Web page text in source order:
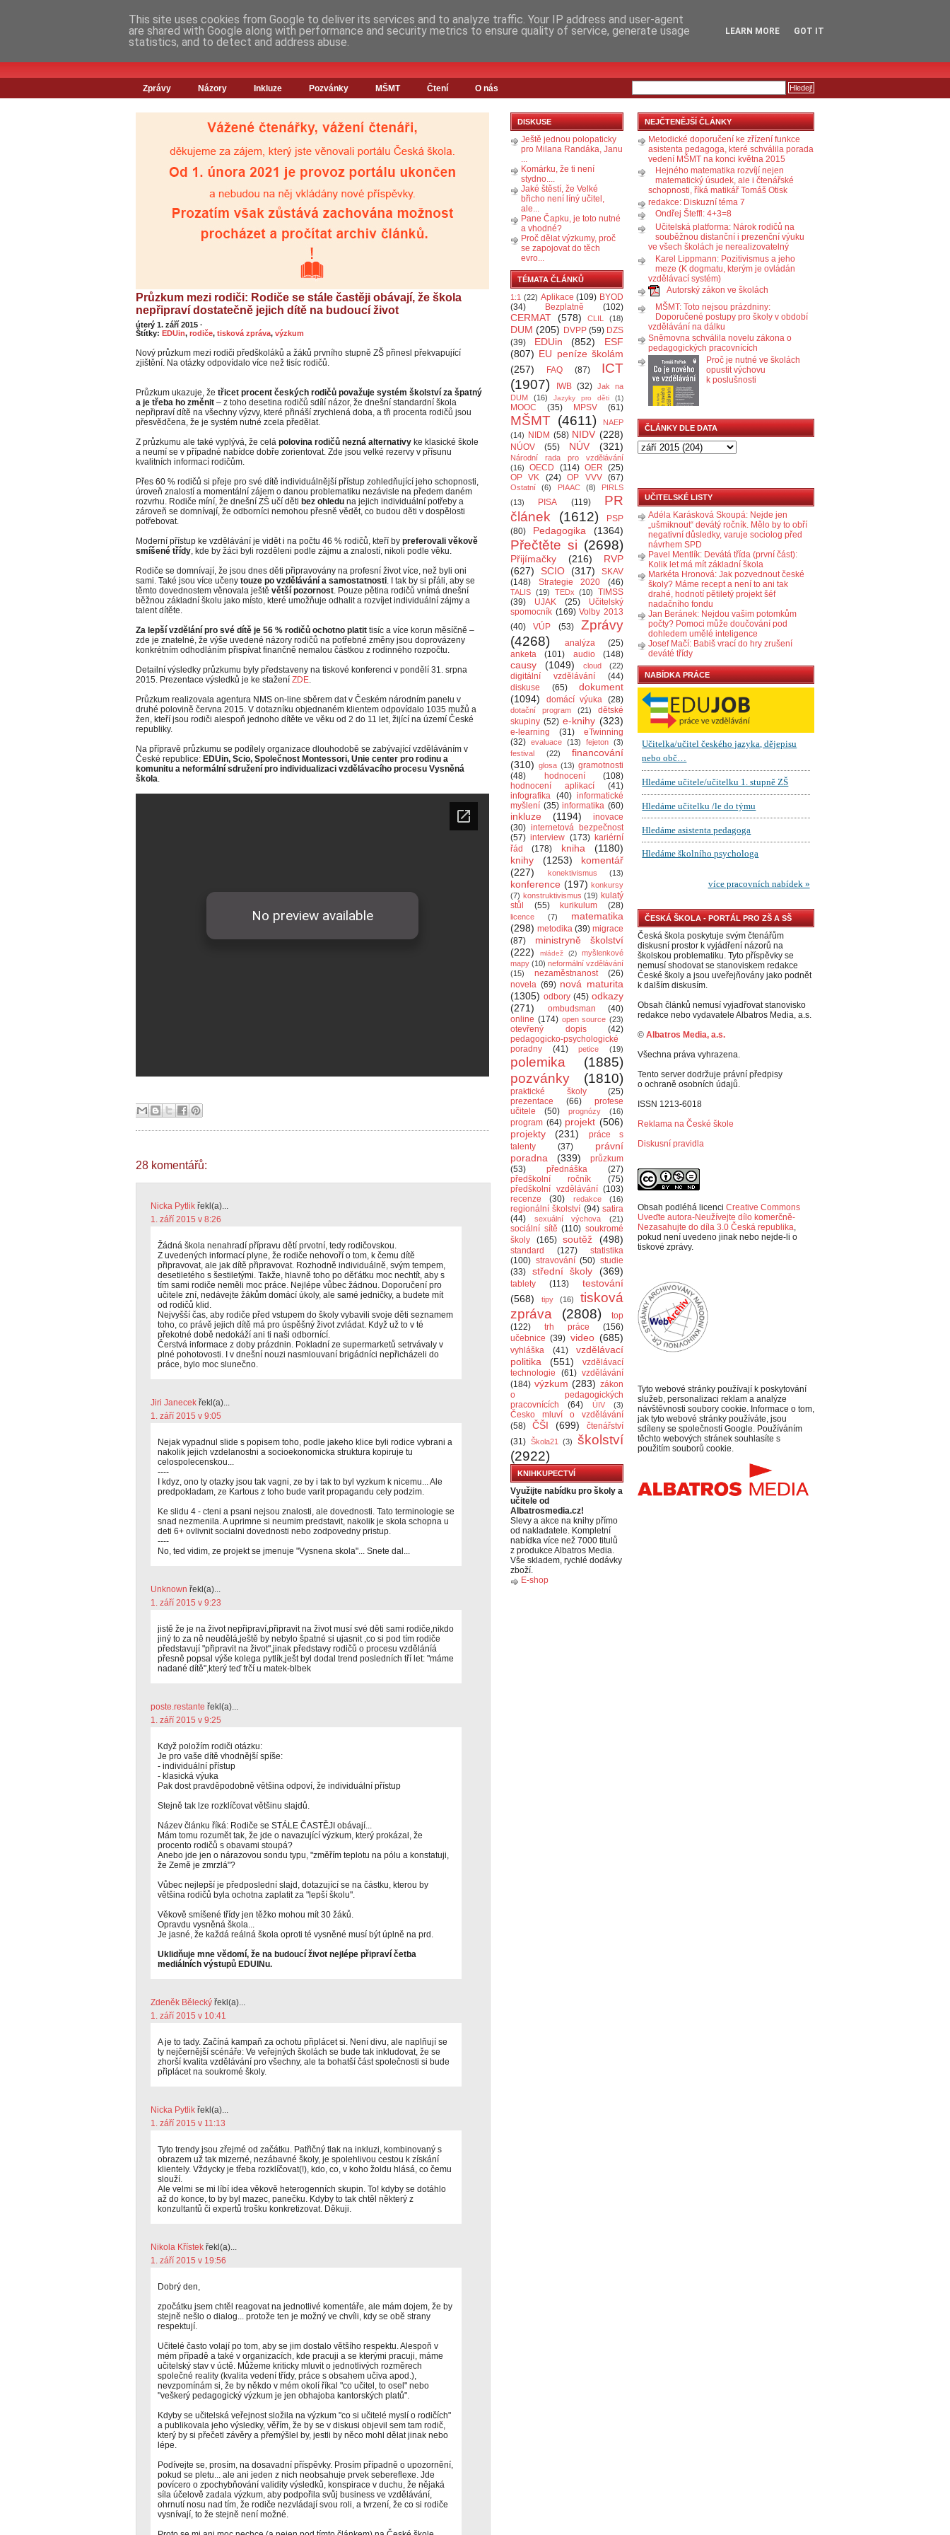
Zprávy Názory Inkluze Pozvánky MŠMT Čtení O nás
Průzkum mezi rodiči: Rodiče se stále častěji obávají, že škola
nepřipraví dostatečně jejich dítě na budoucí život
úterý 1. září 2015 ·
Štítky: EDUin, rodiče, tisková zpráva, výzkum
Nový průzkum mezi rodiči předškoláků a žáků prvního stupně ZŠ přinesl překvapující
zjištění. Na otázky odpovídalo více než tisíc rodičů.
Průzkum ukazuje, že třicet procent českých rodičů považuje systém školství za špatný
a je třeba ho změnit – z toho desetina rodičů sdílí názor, že dnešní standardní škola
nepřipraví dítě na všechny výzvy, které přináší zrychlená doba, a tři procenta rodičů jsou
přesvědčena, že je systém nutné zcela předělat.
Z průzkumu ale také vyplývá, že celá polovina rodičů nezná alternativy ke klasické škole
a neumí se v případné nabídce dobře zorientovat. Zde jsou velké rezervy v přísunu
kvalitních informací rodičům.
Přes 60 % rodičů si přeje pro své dítě individuálnější přístup zohledňující jeho schopnosti,
úroveň znalostí a momentální zájem o danou problematiku nezávisle na předem daném
rozvrhu. Rodiče míní, že dnešní ZŠ učí děti bez ohledu na jejich individuální potřeby a
zároveň se domnívají, že odborníci nemohou přesně vědět, co budou děti v dospělosti
potřebovat.
Moderní přístup ke vzdělávání je vidět i na počtu 46 % rodičů, kteří by preferovali věkově
smíšené třídy, kde by žáci byli rozděleni podle zájmu a znalostí, nikoli podle věku.
Rodiče se domnívají, že jsou dnes děti připravovány na profesní život více, než byli oni
sami. Také jsou více učeny touze po vzdělávání a samostatnosti. I tak by si přáli, aby se
těmto dovednostem věnovala ještě větší pozornost. Pouze pětina rodičů vnímá dnešní
běžnou základní školu jako místo, které umožňuje odhalit a rozvíjet individuální zájmy a
talent dítěte.
Za lepší vzdělání pro své dítě je 56 % rodičů ochotno platit tisíc a více korun měsíčně –
zde je znatelné, že výše uvedené názory rodičů na potřebné změny jsou doprovázeny
konkrétním odhodláním přispívat finančně nemalou částkou z rodinného rozpočtu.
Detailní výsledky průzkumu byly představeny na tiskové konferenci v pondělí 31. srpna
2015. Prezentace výsledků je ke stažení ZDE.
Průzkum realizovala agentura NMS on-line sběrem dat v Českém národním panelu v
druhé polovině června 2015. V dotazníku objednaném klientem odpovídalo 1035 mužů a
žen, kteří jsou rodiči alespoň jednoho dítěte ve věku od 2 do 11 let, žijící na území České
republiky.
Na přípravě průzkumu se podílely organizace dlouhodobě se zabývající vzděláváním v
České republice: EDUin, Scio, Společnost Montessori, Unie center pro rodinu a
komunitu a neformální sdružení pro individualizaci vzdělávacího procesu Vysněná
škola.
28 komentářů:
Nicka Pytlik řekl(a)...
1. září 2015 v 8:26
Žádná škola nenahradí přípravu dětí prvotní, tedy rodičovskou.
Z uvedených informací plyne, že rodiče nehovoří o tom, k čemu dítě
připravovat, ale jak dítě připravovat. Rozhodně individuálně, svým tempem,
desetiletého s šestiletými. Takže, hlavně toho po děťátku moc nechtít, aby s
tím sami rodiče neměli moc práce. Nejlépe vůbec žádnou. Doporučení pro
učitele zní, nedávejte žákům domácí úkoly, ale samé jedničky, a budete mít
od rodičů klid.
Nejvyšší čas, aby rodiče před vstupem do školy vybavili svoje děti seznamem
toho, co právě jejich dítě má pro úspěšný život zvládat. Když už to v té
překotné době nedokáží ani ti naši odbornící.
Čerstvá informace z doby prázdnin. Pokladní ze supermarketů setrvávaly v
plné pohotovosti. I v dnešní nouzi nasmlouvaní brigádníci nepřicházeli do
práce, bylo moc slunečno.
Jiri Janecek řekl(a)...
1. září 2015 v 9:05
Nejak vypadnul slide s popisem toho, podle jakeho klice byli rodice vybrani a
nakolik jejich vzdelanostni a socioekonomicka struktura kopiruje tu
celospolecenskou...
----
I kdyz, ono ty otazky jsou tak vagni, ze by i tak to byl vyzkum k nicemu... Ale
predpokladam, ze Kartous z toho bude varit propagandu cely podzim.
Ke slidu 4 - cteni a psani nejsou znalosti, ale dovednosti. Tato terminologie se
snad nezmenila. A uprimne si neumim predstavit, nakolik je skola schopna u
deti 6+ ovlivnit socialni dovednosti nebo zodpovedny pristup.
----
No, ted vidim, ze projekt se jmenuje "Vysnena skola"... Snete dal...
Unknown řekl(a)...
1. září 2015 v 9:23
jistě že je na život nepřipraví,připravit na život musí své děti sami rodiče,nikdo
jiný to za ně neudělá,ještě by nebylo špatné si ujasnit ,co si pod tím rodiče
představují "připravit na život",jinak představy rodičů o procesu vzděláníá
přesně popsal výše kolega pytlík,ješt byl dodal trend posledních tří let: "máme
nadané dítě",který teď frčí u matek-blbek
poste.restante řekl(a)...
1. září 2015 v 9:25
Když položím rodiči otázku:
Je pro vaše dítě vhodnější spíše:
- individuální přístup
- klasická výuka
Pak dost pravděpodobně většina odpoví, že individuální přístup
Stejně tak lze rozklíčovat většinu slajdů.
Název článku říká: Rodiče se STÁLE ČASTĚJI obávají...
Mám tomu rozumět tak, že jde o navazující výzkum, který prokázal, že
procento rodičů s obavami stoupá?
Anebo jde jen o nárazovou sondu typu, "změřím teplotu na pólu a konstatuji,
že Země je zmrzlá"?
Vůbec nejlepší je předposlední slajd, dotazující se na částku, kterou by
většina rodičů byla ochotna zaplatit za "lepší školu".
Věkově smíšené třídy jen těžko mohou mít 30 žáků.
Opravdu vysněná škola...
Je jasné, že každá reálná škola oproti té vysněné musí být úplně na prd.
Uklidňuje mne vědomí, že na budoucí život nejlépe připraví četba
mediálních výstupů EDUINu.
Zdeněk Bělecký řekl(a)...
1. září 2015 v 10:41
A je to tady. Začíná kampaň za ochotu připlácet si. Není divu, ale naplňují se
ty nejčernější scénáře: Ve veřejných školách se bude tak inkludovat, že se
zhorší kvalita vzdělávání pro všechny, ale ta bohatší část společnosti si bude
připlácet na soukromé školy.
Nicka Pytlik řekl(a)...
1. září 2015 v 11:13
Tyto trendy jsou zřejmé od začátku. Patřičný tlak na inkluzi, kombinovaný s
obrazem už tak mizerné, nezábavné školy, je spolehlivou cestou k získání
klientely. Vždycky je třeba rozklíčovat(!), kdo, co, v koho žoldu hlásá, co čemu
slouží.
Ale velmi se mi líbí idea věkově heterogenních skupin. To! kdyby se dotáhlo
až do konce, to by byl mazec, panečku. Kdyby to tak chtěl některý z
konzultantů či expertů trošku konkretizovat. Děkuji.
Nikola Křístek řekl(a)...
1. září 2015 v 19:56
Dobrý den,
zpočátku jsem chtěl reagovat na jednotlivé komentáře, ale mám dojem, že by
stejně nešlo o dialog... protože ten je možný ve chvíli, kdy se obě strany
respektují.
Učitelé často volají po tom, aby se jim dostalo většího respektu. Alespoň v
mém případě a také v organizacích, kde pracuji a se kterými pracuji, máme
učitelský stav v úctě. Můžeme kriticky mluvit o jednotlivých rozměrech
společné reality (kvalita vedení třídy, práce s obsahem učiva apod.),
nevzpomínám si, že by někdo v mém okolí říkal "co učitel, to osel" nebo
"veškerý pedagogický výzkum je jen obhajoba kantorských platů".
Kdyby se učitelská veřejnost složila na výzkum "co si učitelé myslí o rodičích"
a publikovala jeho výsledky, věřím, že by se v diskusi objevil sem tam rodič,
který by si přečetl závěry a přemýšlel by, jestli by něco mohl dělat jinak nebo
lépe.
Podívejte se, prosím, na dosavadní příspěvky. Prosím případně o upozornění,
pokud se pletu... ale ani jeden z nich neobsahuje prvek sebereflexe. Jde
povícero o zpochybňování validity výsledků, konspirace v duchu, že nějaká
síla účelově zadala výzkum, aby podpořila svůj business ve vzdělávání,
ohrnutí nosu nad tím, že rodiče nezvládají svou roli, a tvrzení, že co si rodiče
vysnívají, to že stejně není možné.
DISKUSE
Ještě jednou polopaticky
pro Milana Randáka, Janu
...
Komárku, že ti není
stydno....
Jaké štěstí, že Velké
břicho není líný učitel,
ale...
Pane Čapku, je toto nutné
a vhodné?
Proč dělat výzkumy, proč
se zapojovat do těch
evro...
TÉMATA ČLÁNKŮ
1:1 (22) Aplikace (109) BYOD
(34)
Bezplatně (102)
CERMAT (578) CLIL (18)
DUM (205) DVPP (59) DZS
(39)
EDUin (852)
ESF
(807) EU peníze školám
(257)
FAQ (87)
ICT
(1907)
IWB (32) Jak na
DUM
(16) Jazyky pro děti (1)
MOOC (35) MPSV (61)
MŠMT (4611)
NAEP
(14)
NIDM (58) NIDV (228)
NÚOV (55) NÚV (321)
Národní rada pro vzdělávání
(16)
OECD (114) OER (25)
OP VK
(24) OP VVV (67)
Ostatní (6) PIAAC (8)
PIRLS
(13)
PISA (119)
PR
článek
(1612)
PSP
(80)
Pedagogika (1364)
Přečtěte si (2698)
Přijímačky (216)
RVP
(627)
SCIO (317)
SKAV
(148)
Strategie 2020 (46)
TALIS (19) TEDx (10)
TIMSS
(39)
UJAK (25)
Učitelský
spomocník (169) Volby 2013
(40)
VÚP (53)
Zprávy
(4268)
analýza
(25)
anketa
(101) audio (148)
causy (1049) cloud (22)
digitální vzdělávání
(44)
diskuse
(65)
dokument
(1094)
domácí výuka (28)
dotační program (21)
dětské
skupiny (52) e-knihy (323)
e-learning (31)
eTwinning
(32) evaluace (13) fejeton (3)
festival
(22)
financování
(310) glosa (13) gramotnosti
(48)
hodnocení
(108)
hodnocení aplikací
(41)
infografika (40) informatické
myšlení (35) informatika (60)
inkluze (1194)
inovace
(30) internetová bezpečnost
(57) interview (173) kariérní
řád
(178) kniha
(1180)
knihy
(1253)
komentář
(227)
konektivismus (13)
konference (197) konkursy
(7) konstruktivismus (19) kulatý
stůl
(55) kurikulum (28)
licence (7)
matematika
(298) metodika (39) migrace
(87)
ministryně školství
(222)
mládež (2)
myšlenkové
mapy (10) neformální vzdělávání
(15)
nezaměstnanost
(26)
novela (69) nová maturita
(1305) odbory (45) odkazy
(271)
ombudsman
(40)
online (174) open source (23)
otevřený dopis
(42)
pedagogicko-psychologické
poradny
(41) petice (19)
polemika
(1885)
pozvánky
(1810)
praktické školy
(25)
prezentace
(66)
profese
učitele
(50) prognózy (16)
program (64) projekt (506)
projekty
(231)
práce s
talenty
(37)
právní
poradna
(339)
průzkum
(53)
přednáška
(27)
předškolní ročník
(75)
předškolní vzdělávání (103)
recenze
(30) redakce (16)
regionální školství (94) satira
(44)
sexuální výchova (21)
sociální sítě (110) soukromé
školy
(165) soutěž (498)
standard (127)
statistika
(100) stravování (50) studie
(33)
střední školy (369)
tablety (113)
testování
(568)
tipy (16)
tisková
zpráva
(2808)
top
(122)
trh práce
(156)
učebnice (39) video (685)
vyhláška (41)
vzdělávací
politika
(551)
vzdělávací
technologie
(61) vzdělávání
(184) výzkum (283) zákon
o pedagogických
pracovnících
(64) ÚIV (3)
Česko mluví o vzdělávání
(58)
ČŠI (699)
čtenářství
(31) Škola21 (3)
školství
(2922)
KNIHKUPECTVÍ
Využijte nabídku pro školy a
učitele od
Albatrosmedia.cz!
Slevy a akce na knihy přímo
od nakladatele. Kompletní
nabídka více než 7000 titulů
z produkce Albatros Media.
Vše skladem, rychlé dodávky
zboží.
E-shop
NEJČTENĚJŠÍ ČLÁNKY
Metodické doporučení ke zřízení funkce
asistenta pedagoga, které schválila porada
vedení MŠMT na konci května 2015
Hejného matematika rozvíjí nejen
matematický úsudek, ale i čtenářské
schopnosti, říká matikář Tomáš Otisk
redakce: Diskuzní téma 7
Ondřej Šteffl: 4+3=8
Učitelská platforma: Nárok rodičů na
souběžnou distanční i prezenční výuku
ve všech školách je nerealizovatelný
Karel Lippmann: Pozitivismus a jeho
meze (K dogmatu, kterým je ovládán
vzdělávací systém)
Autorský zákon ve školách
MŠMT: Toto nejsou prázdniny:
Doporučené postupy pro školy v období
vzdělávání na dálku
Sněmovna schválila novelu zákona o
pedagogických pracovnících
Proč je nutné ve školách
opustit výchovu
k poslušnosti
ČLÁNKY DLE DATA
UČITELSKÉ LISTY
Adéla Karásková Skoupá: Nejde jen
„ušmiknout“ devátý ročník. Mělo by to obří
negativní důsledky, varuje sociolog před
návrhem SPD
Pavel Mentlík: Devátá třída (první část):
Kolik let má mít základní škola
Markéta Hronová: Jak pozvednout české
školy? Máme recept a není to ani tak
drahé, hodnotí pětiletý projekt šéf
nadačního fondu
Jan Beránek: Nejdou vašim potomkům
počty? Pomoci může doučování pod
dohledem umělé inteligence
Josef Mačí: Babiš vrací do hry zrušení
deváté třídy
NABÍDKA PRÁCE
ČESKÁ ŠKOLA - PORTÁL PRO ZŠ A SŠ
Česká škola poskytuje svým čtenářům
diskusní prostor k vyjádření názorů na
školskou problematiku. Tyto příspěvky se
nemusí shodovat se stanoviskem redakce
České školy a jsou uveřejňovány jako podnět
k dalším diskusím.
Obsah článků nemusí vyjadřovat stanovisko
redakce nebo vydavatele Albatros Media, a.s.
© Albatros Media, a.s.
Všechna práva vyhrazena.
Tento server dodržuje právní předpisy
o ochraně osobních údajů.
ISSN 1213-6018
Reklama na České škole
Diskusní pravidla
Obsah podléhá licenci Creative Commons
Uveďte autora-Neužívejte dílo komerčně-
Nezasahujte do díla 3.0 Česká republika
pokud není uvedeno jinak nebo nejde-li o
tiskové zprávy.
Tyto webové stránky používají k poskytování
služeb, personalizaci reklam a analýze
návštěvnosti soubory cookie. Informace o tom,
jak tyto webové stránky používáte, jsou
sdíleny se společností Google. Používáním
těchto webových stránek souhlasíte s
použitím souborů cookie.
This site uses cookies from Google to deliver its services and to analyze traffic. Your IP address and user-agent
are shared with Google along with performance and security metrics to ensure quality of service, generate usage
statistics, and to detect and address abuse.
LEARN MORE GOT IT